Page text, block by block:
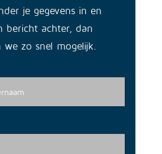
je gegevens in en
bericht achter, dan
we zo snel mogelijk.